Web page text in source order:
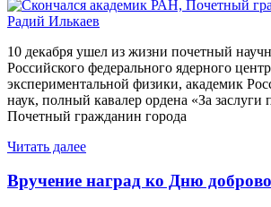
10 декабря ушел из жизни почетный
Российского федерального ядерного
экспериментальной физики, академик
наук, полный кавалер ордена «За заслуги
Почетный гражданин города
Читать далее
Вручение наград ко Дню